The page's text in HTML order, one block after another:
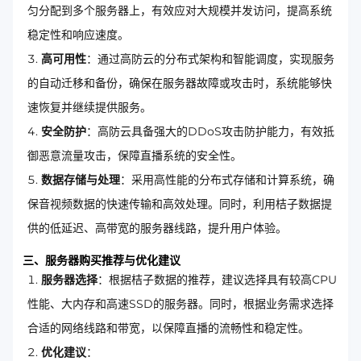
匀分配到多个服务器上，有效应对大规模并发访问，提高系统
稳定性和响应速度。
高可用性：通过高防云的分布式架构和智能调度，实现服务
的自动迁移和备份，确保在服务器故障或攻击时，系统能够快
速恢复并继续提供服务。
安全防护：高防云具备强大的DDoS攻击防护能力，有效抵
御恶意流量攻击，保障直播系统的安全性。
数据存储与处理：采用高性能的分布式存储和计算系统，确
保音视频数据的快速传输和高效处理。同时，利用桔子数据提
供的低延迟、高带宽的服务器线路，提升用户体验。
三、服务器购买推荐与优化建议
服务器选择：根据桔子数据的推荐，建议选择具有较高CPU
性能、大内存和高速SSD的服务器。同时，根据业务需求选择
合适的网络线路和带宽，以保障直播的流畅性和稳定性。
优化建议：